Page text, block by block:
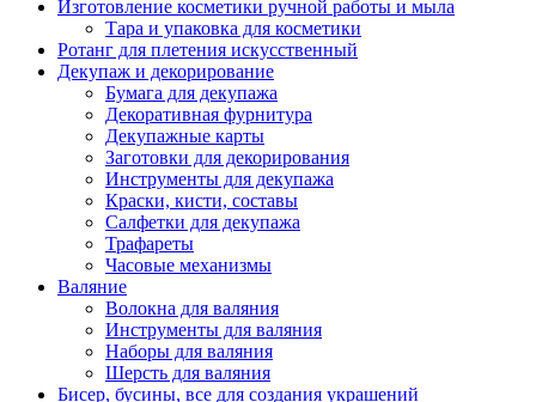
Изготовление косметики ручной работы и мыла
Тара и упаковка для косметики
Ротанг для плетения искусственный
Декупаж и декорирование
Бумага для декупажа
Декоративная фурнитура
Декупажные карты
Заготовки для декорирования
Инструменты для декупажа
Краски, кисти, составы
Салфетки для декупажа
Трафареты
Часовые механизмы
Валяние
Волокна для валяния
Инструменты для валяния
Наборы для валяния
Шерсть для валяния
Бисер, бусины, все для создания украшений